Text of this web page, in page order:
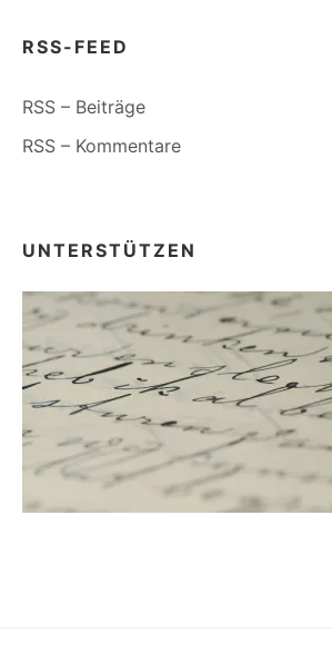
RSS-FEED
RSS – Beiträge
RSS – Kommentare
UNTERSTÜTZEN